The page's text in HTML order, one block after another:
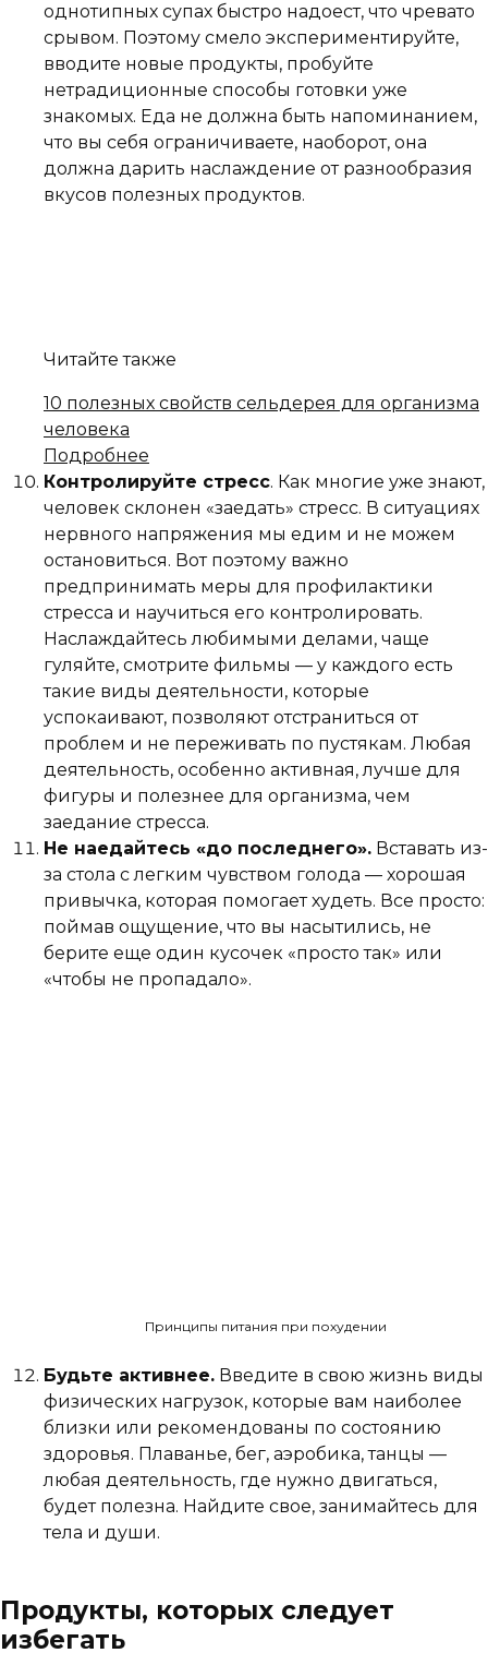
однотипных супах быстро надоест, что чревато
срывом. Поэтому смело экспериментируйте,
вводите новые продукты, пробуйте
нетрадиционные способы готовки уже
знакомых. Еда не должна быть напоминанием,
что вы себя ограничиваете, наоборот, она
должна дарить наслаждение от разнообразия
вкусов полезных продуктов.
Читайте также
10 полезных свойств сельдерея для организма
человека
Подробнее
Контролируйте стресс. Как многие уже знают,
человек склонен «заедать» стресс. В ситуациях
нервного напряжения мы едим и не можем
остановиться. Вот поэтому важно
предпринимать меры для профилактики
стресса и научиться его контролировать.
Наслаждайтесь любимыми делами, чаще
гуляйте, смотрите фильмы — у каждого есть
такие виды деятельности, которые
успокаивают, позволяют отстраниться от
проблем и не переживать по пустякам. Любая
деятельность, особенно активная, лучше для
фигуры и полезнее для организма, чем
заедание стресса.
Не наедайтесь «до последнего». Вставать из-
за стола с легким чувством голода — хорошая
привычка, которая помогает худеть. Все просто:
поймав ощущение, что вы насытились, не
берите еще один кусочек «просто так» или
«чтобы не пропадало».
Принципы питания при похудении
Будьте активнее. Введите в свою жизнь виды
физических нагрузок, которые вам наиболее
близки или рекомендованы по состоянию
здоровья. Плаванье, бег, аэробика, танцы —
любая деятельность, где нужно двигаться,
будет полезна. Найдите свое, занимайтесь для
тела и души.
Продукты, которых следует
избегать